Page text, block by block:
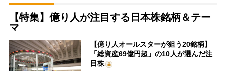
【特集】億り人が注目する日本株銘柄＆テー
マ
【億り人オールスターが狙う20銘柄】
「総資産69億円超」の10人が選んだ注
目株